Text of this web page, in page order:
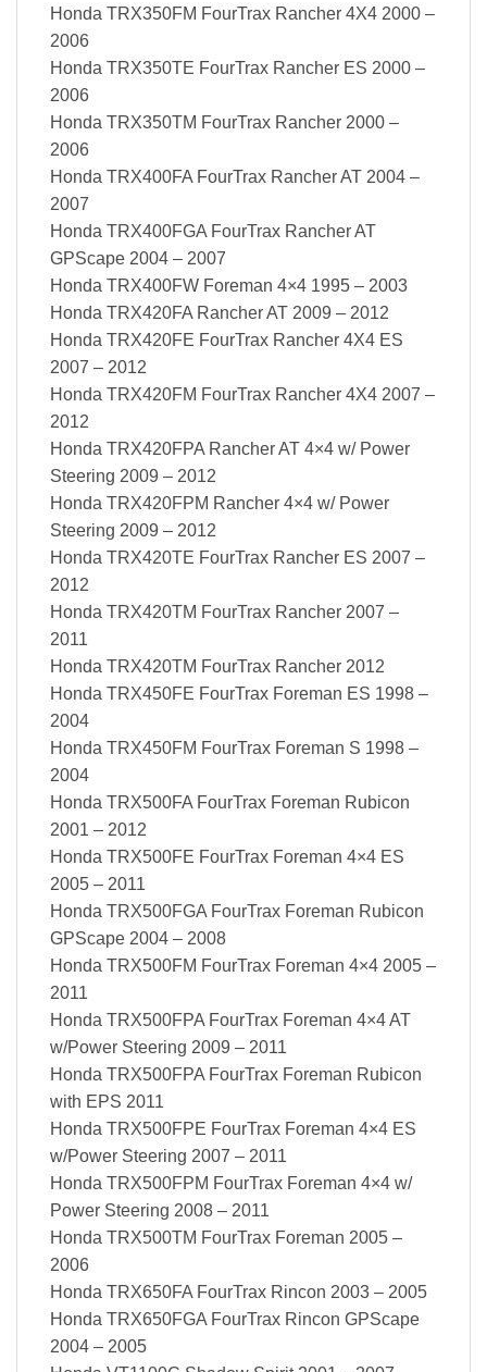
Honda TRX350FM FourTrax Rancher 4X4 2000 –
2006
Honda TRX350TE FourTrax Rancher ES 2000 –
2006
Honda TRX350TM FourTrax Rancher 2000 –
2006
Honda TRX400FA FourTrax Rancher AT 2004 –
2007
Honda TRX400FGA FourTrax Rancher AT
GPScape 2004 – 2007
Honda TRX400FW Foreman 4×4 1995 – 2003
Honda TRX420FA Rancher AT 2009 – 2012
Honda TRX420FE FourTrax Rancher 4X4 ES
2007 – 2012
Honda TRX420FM FourTrax Rancher 4X4 2007 –
2012
Honda TRX420FPA Rancher AT 4×4 w/ Power
Steering 2009 – 2012
Honda TRX420FPM Rancher 4×4 w/ Power
Steering 2009 – 2012
Honda TRX420TE FourTrax Rancher ES 2007 –
2012
Honda TRX420TM FourTrax Rancher 2007 –
2011
Honda TRX420TM FourTrax Rancher 2012
Honda TRX450FE FourTrax Foreman ES 1998 –
2004
Honda TRX450FM FourTrax Foreman S 1998 –
2004
Honda TRX500FA FourTrax Foreman Rubicon
2001 – 2012
Honda TRX500FE FourTrax Foreman 4×4 ES
2005 – 2011
Honda TRX500FGA FourTrax Foreman Rubicon
GPScape 2004 – 2008
Honda TRX500FM FourTrax Foreman 4×4 2005 –
2011
Honda TRX500FPA FourTrax Foreman 4×4 AT
w/Power Steering 2009 – 2011
Honda TRX500FPA FourTrax Foreman Rubicon
with EPS 2011
Honda TRX500FPE FourTrax Foreman 4×4 ES
w/Power Steering 2007 – 2011
Honda TRX500FPM FourTrax Foreman 4×4 w/
Power Steering 2008 – 2011
Honda TRX500TM FourTrax Foreman 2005 –
2006
Honda TRX650FA FourTrax Rincon 2003 – 2005
Honda TRX650FGA FourTrax Rincon GPScape
2004 – 2005